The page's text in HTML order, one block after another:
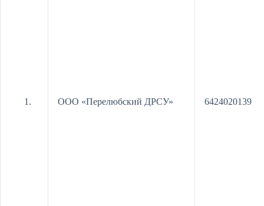
ООО «Перелюбский ДРСУ» 6424020139